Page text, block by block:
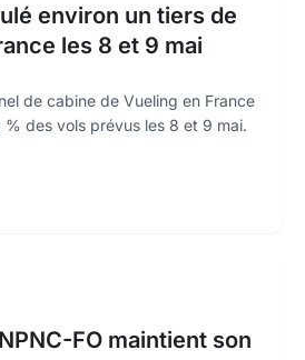
environ un tiers de
les 8 et 9 mai
de cabine de Vueling en France
des vols prévus les 8 et 9 mai.
FO maintient son